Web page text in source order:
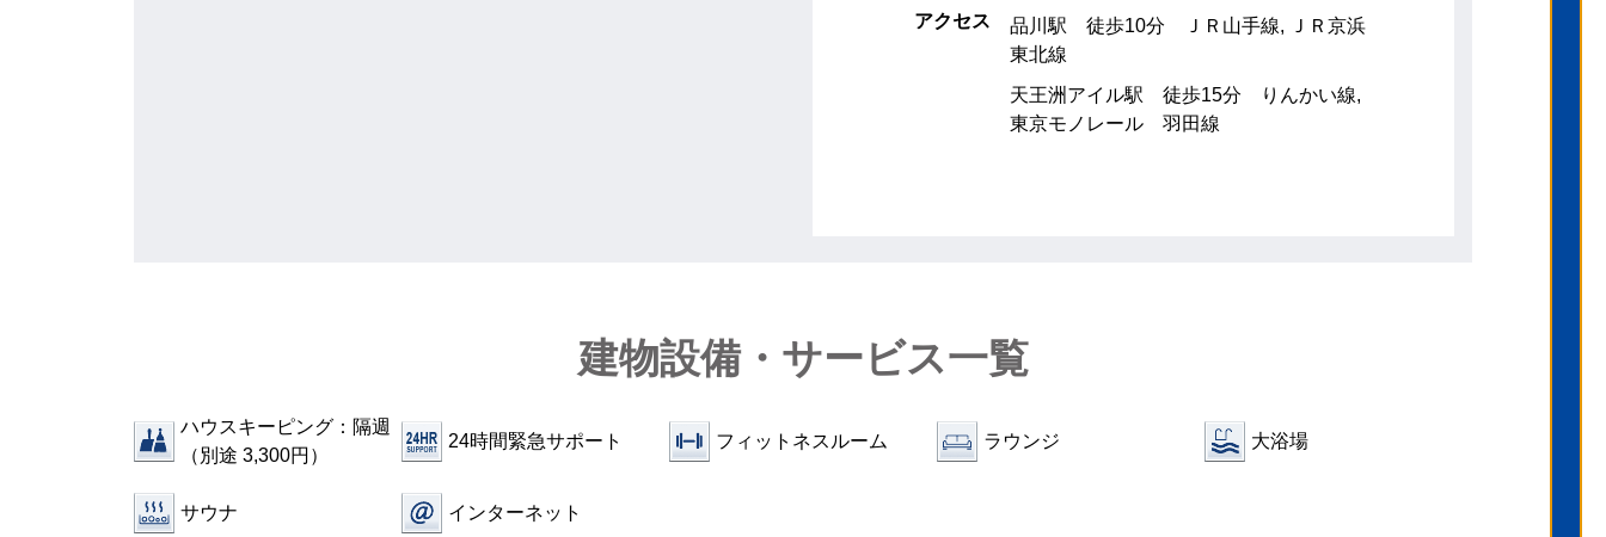
アクセス
品川駅 徒歩10分 ＪＲ山手線, ＪＲ京浜
東北線
天王洲アイル駅 徒歩15分 りんかい線,
東京モノレール 羽田線
建物設備・サービス一覧
ハウスキーピング：隔週
（別途 3,300円）
24時間緊急サポート フィットネスルーム ラウンジ 大浴場
サウナ インターネット